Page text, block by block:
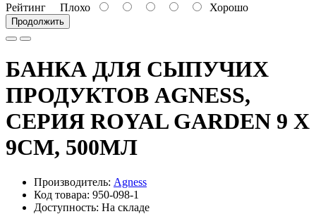
Рейтинг Плохо Хорошо
Продолжить
БАНКА ДЛЯ СЫПУЧИХ
ПРОДУКТОВ AGNESS,
СЕРИЯ ROYAL GARDEN 9 Х
9СМ, 500МЛ
Производитель: Agness
Код товара: 950-098-1
Доступность: На складе